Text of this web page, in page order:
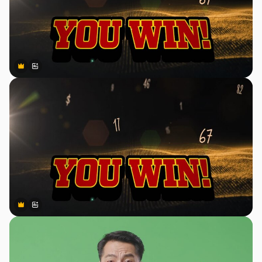
Premium
Premium
สร้างขึ้นโดย AI
Premium
Premium
สร้างขึ้นโดย AI